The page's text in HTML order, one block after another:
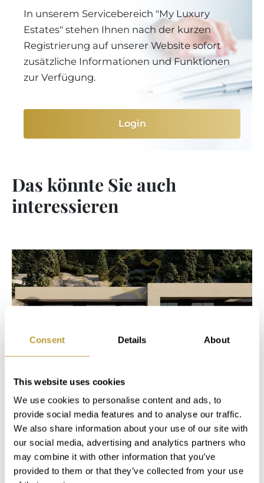
Consent Details About
This website uses cookies
We use cookies to personalise content and ads, to
provide social media features and to analyse our traffic.
We also share information about your use of our site with
our social media, advertising and analytics partners who
may combine it with other information that you’ve
provided to them or that they’ve collected from your use
In unserem Servicebereich "My Luxury
Estates" stehen Ihnen nach der kurzen
Registrierung auf unserer Website sofort
zusätzliche Informationen und Funktionen
zur Verfügung.
Login
Das könnte Sie auch
interessieren
LSV1980
GRUNDSTÜCK IN SON VIDA MIT
PROJEKT UND MEERBLICK
3.100.000 €